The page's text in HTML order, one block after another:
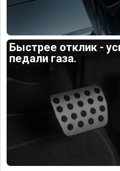
Быстрее отклик -
педали газа.